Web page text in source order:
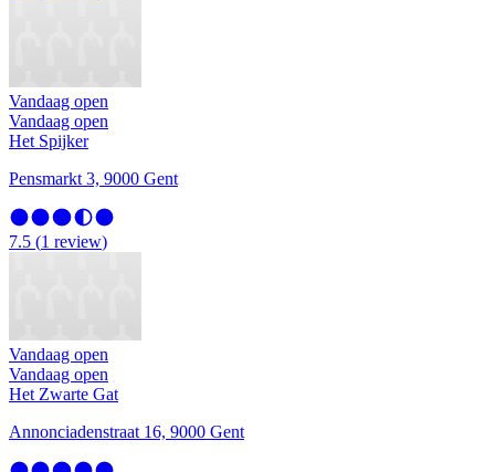
Vandaag open
Vandaag open
Het Spijker
Pensmarkt 3, 9000 Gent
7.5 (1 review)
Vandaag open
Vandaag open
Het Zwarte Gat
Annonciadenstraat 16, 9000 Gent